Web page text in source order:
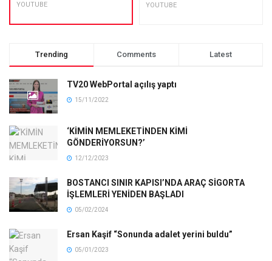
YOUTUBE YOUTUBE
Trending Comments Latest
TV20 WebPortal açılış yaptı
15/11/2022
‘KİMİN MEMLEKETİNDEN KİMİ
GÖNDERİYORSUN?’
12/12/2023
BOSTANCI SINIR KAPISI’NDA ARAÇ SİGORTA
İŞLEMLERİ YENİDEN BAŞLADI
05/02/2024
Ersan Kaşif “Sonunda adalet yerini buldu”
05/01/2023